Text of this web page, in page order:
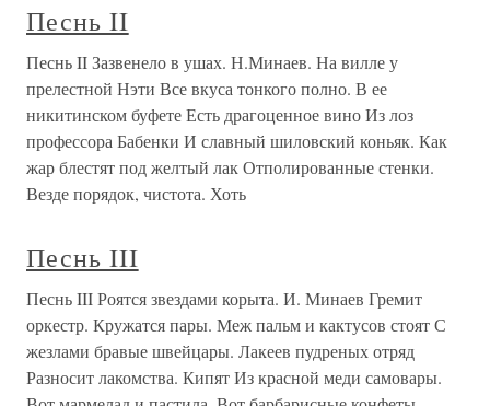
Песнь II
Песнь II Зазвенело в ушах. Н.Минаев. На вилле у
прелестной Нэти Все вкуса тонкого полно. В ее
никитинском буфете Есть драгоценное вино Из лоз
профессора Бабенки И славный шиловский коньяк. Как
жар блестят под желтый лак Отполированные стенки.
Везде порядок, чистота. Хоть
Песнь III
Песнь III Роятся звездами корыта. И. Минаев Гремит
оркестр. Кружатся пары. Меж пальм и кактусов стоят С
жезлами бравые швейцары. Лакеев пудреных отряд
Разносит лакомства. Кипят Из красной меди самовары.